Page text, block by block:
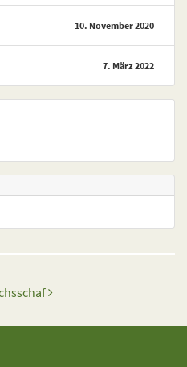
10. November 2020
7. März 2022